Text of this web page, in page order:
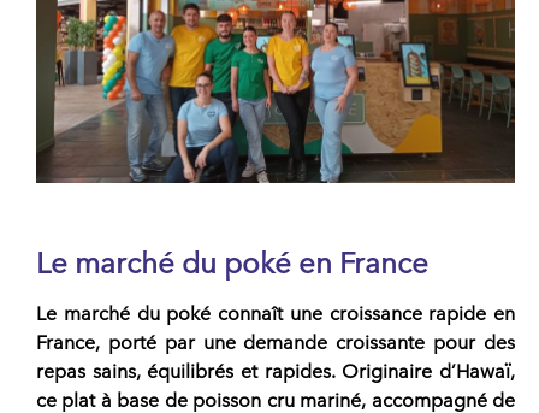
Le marché du poké en France
Le marché du poké connaît une croissance rapide en
France, porté par une demande croissante pour des
repas sains, équilibrés et rapides. Originaire d’Hawaï,
ce plat à base de poisson cru mariné, accompagné de